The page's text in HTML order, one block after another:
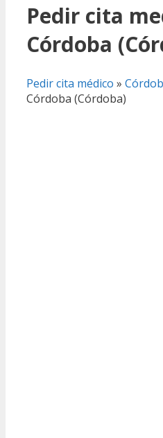
Pedir cita
Córdoba
Pedir cita médico »
Córdoba (Córdoba)